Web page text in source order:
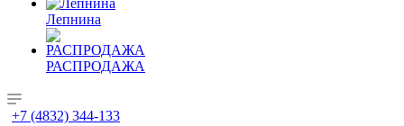
Лепнина
РАСПРОДАЖА
+7 (4832) 344-133